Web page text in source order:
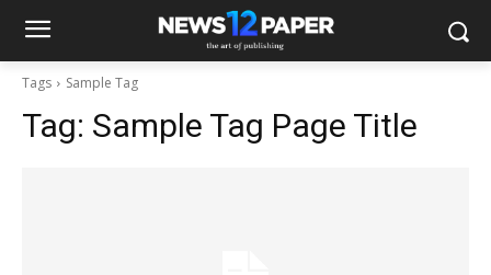
Tags Sample Tag
Tag: Sample Tag Page Title